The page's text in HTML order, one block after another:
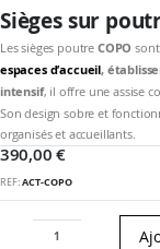
début
la
Galerie
d’images
Sièges sur
Les sièges poutre COPO
espaces d’accueil,
intensif, il offre une assise
Son design sobre et
organisés et accueillants.
390,00 €
REF ACT-COPO